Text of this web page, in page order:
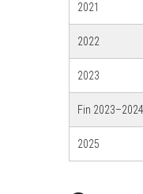
2021
2022
2023
Fin 2023–2024
2025